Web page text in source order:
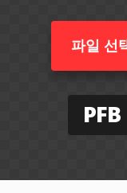
파일 선
PFB